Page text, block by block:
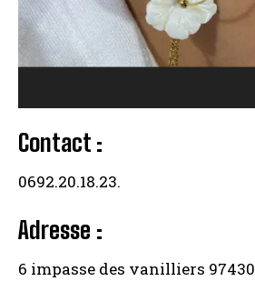
Contact :
0692.20.18.23.
Adresse :
6 impasse des vanilliers 97430